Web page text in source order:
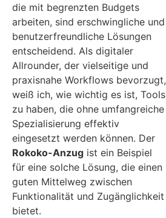
die mit begrenzten Budgets
arbeiten, sind erschwingliche und
benutzerfreundliche Lösungen
entscheidend. Als digitaler
Allrounder, der vielseitige und
praxisnahe Workflows bevorzugt,
weiß ich, wie wichtig es ist, Tools
zu haben, die ohne umfangreiche
Spezialisierung effektiv
eingesetzt werden können. Der
Rokoko-Anzug ist ein Beispiel
für eine solche Lösung, die einen
guten Mittelweg zwischen
Funktionalität und Zugänglichkeit
bietet.